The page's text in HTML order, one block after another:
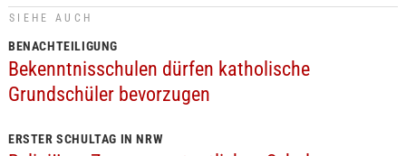
SIEHE AUCH
BENACHTEILIGUNG
Bekenntnisschulen dürfen katholische
Grundschüler bevorzugen
ERSTER SCHULTAG IN NRW